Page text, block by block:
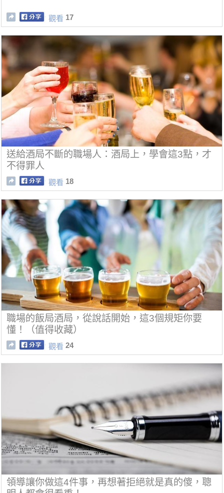
觀看 17
送給酒局不斷的職場人：酒局上，學會這3點，才
不得罪人
觀看 18
職場的飯局酒局，從說話開始，這3個規矩你要
懂！（值得收藏）
觀看 24
領導讓你做這4件事，再想著拒絕就是真的傻，聰